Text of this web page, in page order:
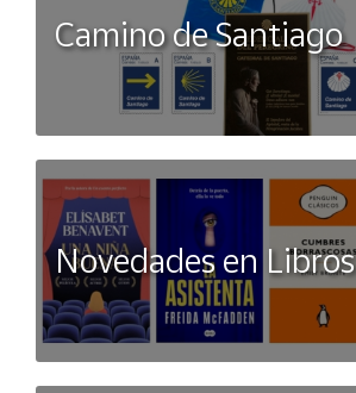
Camino de Santiago
Novedades en Libros